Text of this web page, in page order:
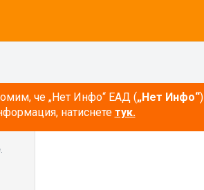
че „Нет Инфо“ ЕАД („Нет Инфо“)
натиснете тук.